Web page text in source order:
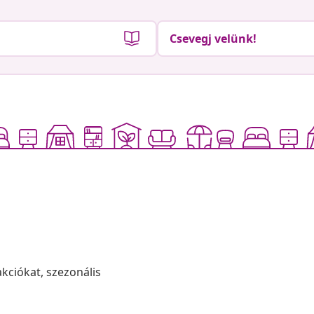
Csevegj velünk!
szezonális